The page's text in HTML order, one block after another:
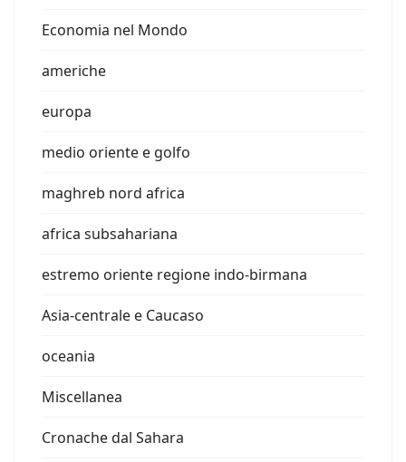
Economia nel Mondo
americhe
europa
medio oriente e golfo
maghreb nord africa
africa subsahariana
estremo oriente regione indo-birmana
Asia-centrale e Caucaso
oceania
Miscellanea
Cronache dal Sahara